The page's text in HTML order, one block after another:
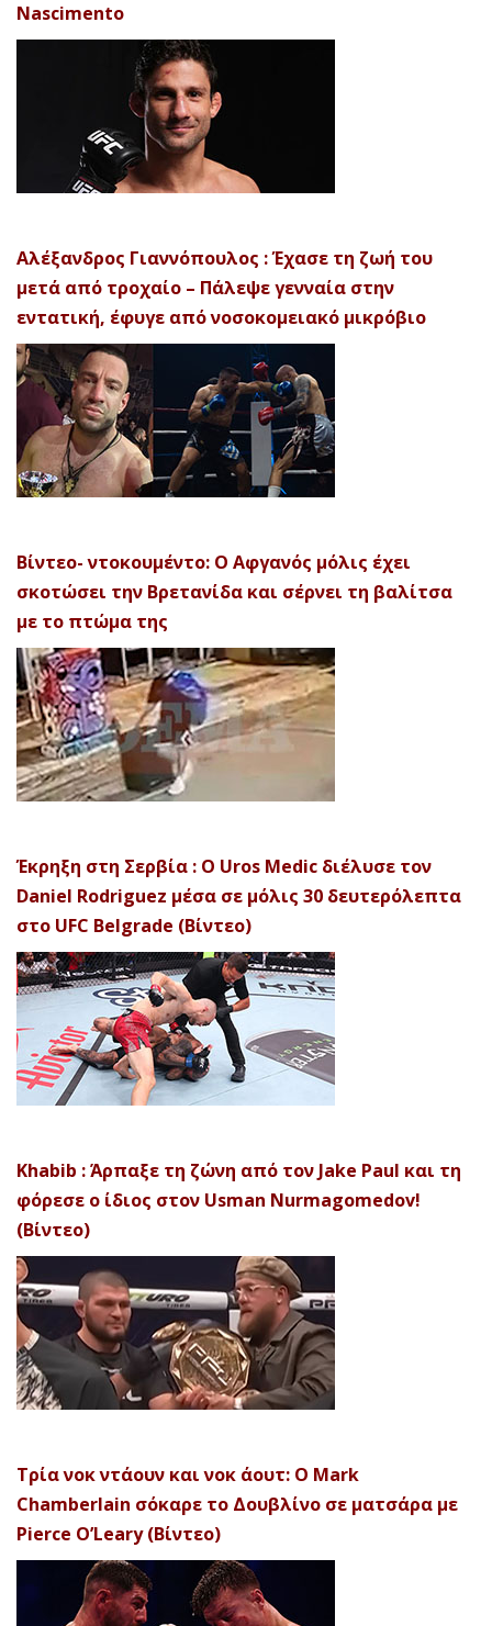
Nascimento
Αλέξανδρος Γιαννόπουλος : Έχασε τη ζωή του
μετά από τροχαίο – Πάλεψε γενναία στην
εντατική, έφυγε από νοσοκομειακό μικρόβιο
Βίντεο- ντοκουμέντο: Ο Αφγανός μόλις έχει
σκοτώσει την Βρετανίδα και σέρνει τη βαλίτσα
με το πτώμα της
Έκρηξη στη Σερβία : Ο Uros Medic διέλυσε τον
Daniel Rodriguez μέσα σε μόλις 30 δευτερόλεπτα
στο UFC Belgrade (Βίντεο)
Khabib : Άρπαξε τη ζώνη από τον Jake Paul και τη
φόρεσε ο ίδιος στον Usman Nurmagomedov!
(Βίντεο)
Τρία νοκ ντάουν και νοκ άουτ: Ο Mark
Chamberlain σόκαρε το Δουβλίνο σε ματσάρα με
Pierce O’Leary (Βίντεο)